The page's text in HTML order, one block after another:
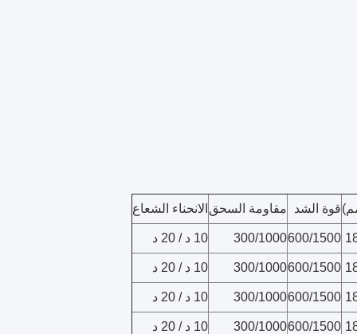
قوة الشد مقاومة السحق الانحناء الشعاع
600/1500
300/1000 10 د / 20 د
600/1500
300/1000 10 د / 20 د
600/1500
300/1000 10 د / 20 د
600/1500
300/1000 10 د / 20 د